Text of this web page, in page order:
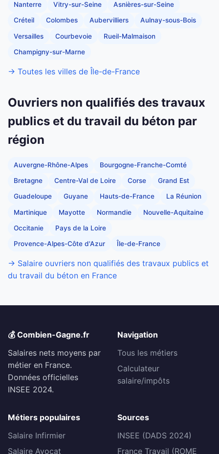
Nanterre Vitry-sur-Seine Asnières-sur-Seine
Créteil Colombes Aubervilliers Aulnay-sous-Bois
Versailles Courbevoie Rueil-Malmaison
Champigny-sur-Marne
→ Toutes les villes de Île-de-France
Ouvriers non qualifiés des travaux
publics et du travail du béton par
région
Auvergne-Rhône-Alpes Bourgogne-Franche-Comté
Bretagne Centre-Val de Loire Corse Grand Est
Guadeloupe Guyane Hauts-de-France La Réunion
Martinique Mayotte Normandie Nouvelle-Aquitaine
Occitanie Pays de la Loire
Provence-Alpes-Côte d'Azur Île-de-France
→ Salaire ouvriers non qualifiés des travaux publics et
du travail du béton en France
💰 Combien-Gagne.fr
Salaires nets moyens par
métier en France.
Données officielles
INSEE 2024.
Navigation
Tous les métiers
Calculateur
salaire/impôts
Métiers populaires
Salaire Infirmier
Salaire Avocat
Sources
INSEE (DADS 2024)
France Travail (ROME